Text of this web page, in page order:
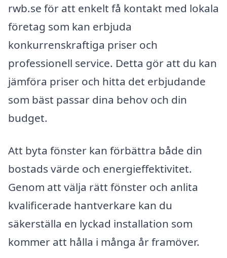
rwb.se för att enkelt få kontakt med lokala
företag som kan erbjuda
konkurrenskraftiga priser och
professionell service. Detta gör att du kan
jämföra priser och hitta det erbjudande
som bäst passar dina behov och din
budget.
Att byta fönster kan förbättra både din
bostads värde och energieffektivitet.
Genom att välja rätt fönster och anlita
kvalificerade hantverkare kan du
säkerställa en lyckad installation som
kommer att hålla i många år framöver.